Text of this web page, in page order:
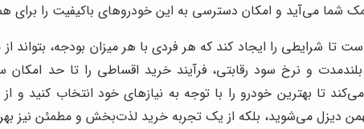
شما می‌آید و امکان دسترسی به این خودروهای باکیفیت را برای
تا شرایطی را ایجاد کند که هر فردی با هر میزان بودجه، بتواند
و نرخ سود رقابتی، فرآیند خرید اقساطی را تا حد امکان
تا بهترین خودرو را با توجه به نیازهای خود انتخاب کنید
دیزل می‌شوید، بلکه از یک تجربه خرید لذت‌بخش و مطمئن نیز